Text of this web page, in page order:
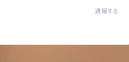
通報する